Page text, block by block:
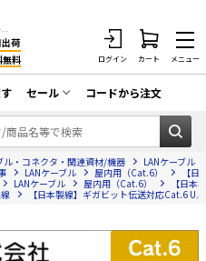
工事資材のプロショップe資材 CATV・アンテナ・防犯・光・LAN・電気・空調工事など
荷
無料 ログイン カート メニュー
連工具
／CATV
・テー
事
事
セール
在庫一掃セール
コードから注文
ル・コネクタ・関連資材/機器
LANケーブル
LANケーブル 屋内用（Cat.6）
【
LANケーブル 屋内用（Cat.6）
【日
【日本製線】ギガビット伝送対応Cat.6 U